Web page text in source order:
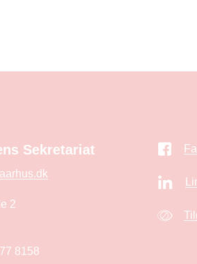
Sekretariat
2
8158